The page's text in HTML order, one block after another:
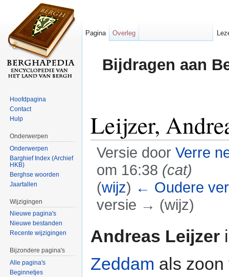
Bijdragen aan
Leijzer,
Versie door Verre
om 16:38 (cat)
(wijz) ← Oudere
versie → (wijz)
Andreas Leijzer
Zeddam als
Pagina Overleg
Hoofdpagina
Contact
Hulp
Onderwerpen
Onderwerpen
Barghief Index (Archief
HKB)
Berghse woorden
Jaartallen
Wijzigingen
Nieuwe pagina's
Nieuwe bestanden
Recente wijzigingen
Bijzondere pagina's
Alle pagina's
Beginnetjes